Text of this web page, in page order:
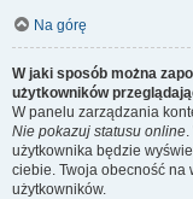
Na górę
W jaki sposób można
użytkowników
W panelu zarządzania
Nie pokazuj statusu online
użytkownika będzie
ciebie. Twoja obecność na
użytkowników.